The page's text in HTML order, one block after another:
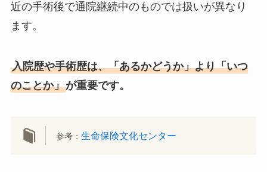
近の手術後で通院継続中のものでは扱いが異なり
ます。
入院歴や手術歴は、「あるかどうか」より「いつ
のことか」が重要です。
参考：生命保険文化センター